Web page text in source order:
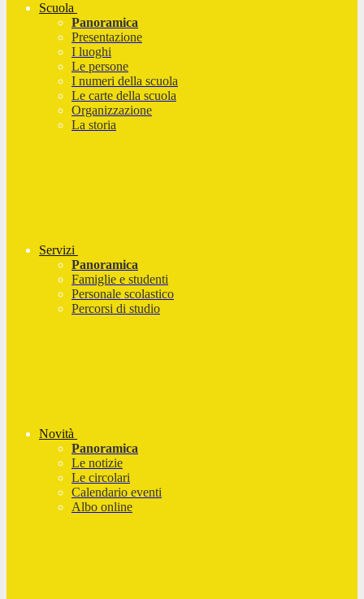
Scuola
Panoramica
Presentazione
I luoghi
Le persone
I numeri della scuola
Le carte della scuola
Organizzazione
La storia
Servizi
Panoramica
Famiglie e studenti
Personale scolastico
Percorsi di studio
Novità
Panoramica
Le notizie
Le circolari
Calendario eventi
Albo online